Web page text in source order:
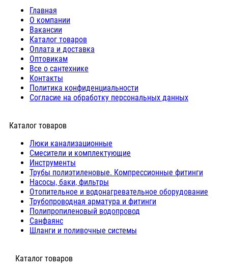
Главная
О компании
Вакансии
Каталог товаров
Оплата и доставка
Оптовикам
Все о сантехнике
Контакты
Политика конфиденциальности
Согласие на обработку персональных данных
Каталог товаров
Люки канализационные
Cмесители и комплектующие
Инструменты
Трубы полиэтиленовые. Компрессионные фитинги
Насосы, баки, фильтры
Отопительное и водонагревательное оборудование
Трубопроводная арматура и фитинги
Полипропиленовый водопровод
Санфаянс
Шланги и поливочные системы
⠀Каталог товаров